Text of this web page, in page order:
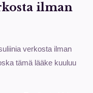
ilman
verkosta ilman
tämä lääke kuuluu